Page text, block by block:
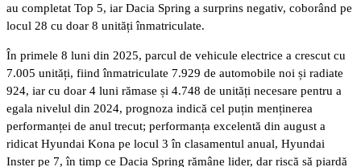
au completat Top 5, iar Dacia Spring a surprins negativ, coborând pe
locul 28 cu doar 8 unități înmatriculate.
În primele 8 luni din 2025, parcul de vehicule electrice a crescut cu
7.005 unități, fiind înmatriculate 7.929 de automobile noi și radiate
924, iar cu doar 4 luni rămase și 4.748 de unități necesare pentru a
egala nivelul din 2024, prognoza indică cel puțin menținerea
performanței de anul trecut; performanța excelentă din august a
ridicat Hyundai Kona pe locul 3 în clasamentul anual, Hyundai
Inster pe 7, în timp ce Dacia Spring rămâne lider, dar riscă să piardă